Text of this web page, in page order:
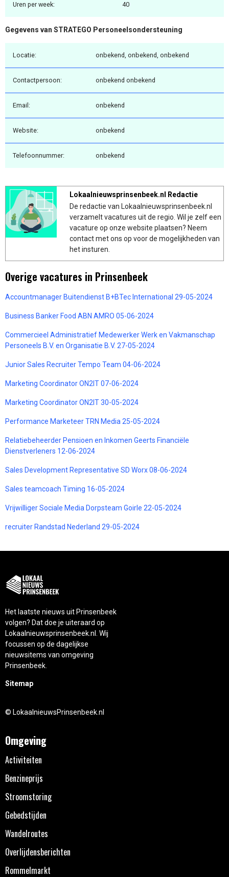
Uren per week: 40
Gegevens van STRATEGO Personeelsondersteuning
Locatie: onbekend, onbekend, onbekend
Contactpersoon: onbekend onbekend
Email: onbekend
Website: onbekend
Telefoonnummer: onbekend
Lokaalnieuwsprinsenbeek.nl Redactie
De redactie van Lokaalnieuwsprinsenbeek.nl
verzamelt vacatures uit de regio. Wil je zelf een
vacature op onze website plaatsen? Neem
contact met ons op voor de mogelijkheden van
het insturen.
Overige vacatures in Prinsenbeek
Accountmanager Buitendienst B+BTec International 29-05-2024
Business Banker Food ABN AMRO 05-06-2024
Commercieel Administratief Medewerker Werk en Vakmanschap
Personeels B.V. en Organisatie B.V. 27-05-2024
Junior Sales Recruiter Tempo Team 04-06-2024
Marketing Coordinator ON2IT 07-06-2024
Marketing Coordinator ON2IT 30-05-2024
Performance Marketeer TRN Media 25-05-2024
Relatiebeheerder Pensioen en Inkomen Geerts Financiële
Dienstverleners 12-06-2024
Sales Development Representative SD Worx 08-06-2024
Sales teamcoach Timing 16-05-2024
Vrijwilliger Sociale Media Dorpsteam Goirle 22-05-2024
recruiter Randstad Nederland 29-05-2024
Het laatste nieuws uit Prinsenbeek
volgen? Dat doe je uiteraard op
Lokaalnieuwsprinsenbeek.nl. Wij
focussen op de dagelijkse
nieuwsitems van omgeving
Prinsenbeek.
Sitemap
© LokaalnieuwsPrinsenbeek.nl
Omgeving
Activiteiten
Benzineprijs
Stroomstoring
Gebedstijden
Wandelroutes
Overlijdensberichten
Rommelmarkt